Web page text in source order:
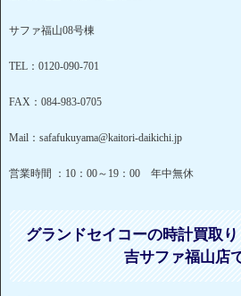
サファ福山08号棟
TEL：0120-090-701
FAX：084-983-0705
Mail：safafukuyama@kaitori-daikichi.jp
営業時間 ：10：00～19：00 年中無休
グランドセイコーの時計買取
吉サファ福山店